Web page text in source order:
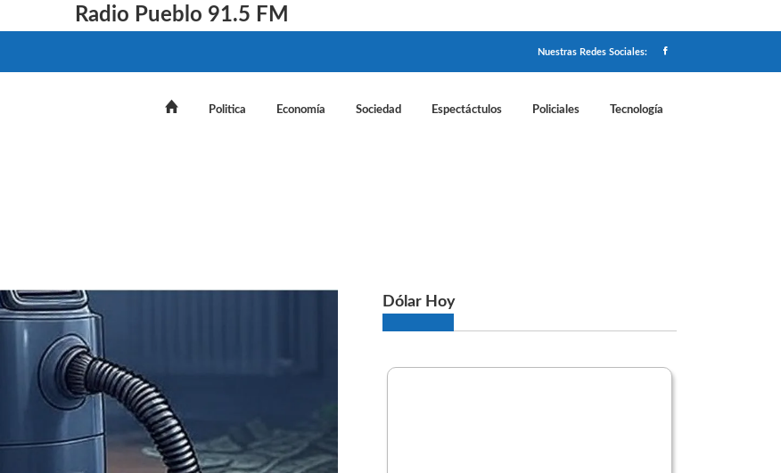
Radio Pueblo 91.5 FM
Nuestras Redes Sociales:
Politica Economía Sociedad Espectáctulos Policiales Tecnología
Dólar Hoy